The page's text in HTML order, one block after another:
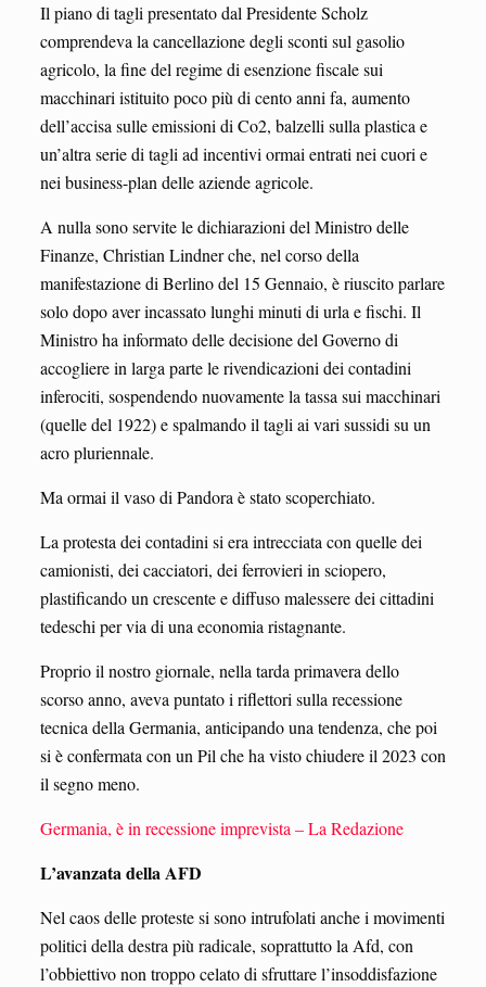
Il piano di tagli presentato dal Presidente Scholz
comprendeva la cancellazione degli sconti sul gasolio
agricolo, la fine del regime di esenzione fiscale sui
macchinari istituito poco più di cento anni fa, aumento
dell’accisa sulle emissioni di Co2, balzelli sulla plastica e
un’altra serie di tagli ad incentivi ormai entrati nei cuori e
nei business-plan delle aziende agricole.
A nulla sono servite le dichiarazioni del Ministro delle
Finanze, Christian Lindner che, nel corso della
manifestazione di Berlino del 15 Gennaio, è riuscito parlare
solo dopo aver incassato lunghi minuti di urla e fischi. Il
Ministro ha informato delle decisione del Governo di
accogliere in larga parte le rivendicazioni dei contadini
inferociti, sospendendo nuovamente la tassa sui macchinari
(quelle del 1922) e spalmando il tagli ai vari sussidi su un
acro pluriennale.
Ma ormai il vaso di Pandora è stato scoperchiato.
La protesta dei contadini si era intrecciata con quelle dei
camionisti, dei cacciatori, dei ferrovieri in sciopero,
plastificando un crescente e diffuso malessere dei cittadini
tedeschi per via di una economia ristagnante.
Proprio il nostro giornale, nella tarda primavera dello
scorso anno, aveva puntato i riflettori sulla recessione
tecnica della Germania, anticipando una tendenza, che poi
si è confermata con un Pil che ha visto chiudere il 2023 con
il segno meno.
Germania, è in recessione imprevista – La Redazione
L’avanzata della AFD
Nel caos delle proteste si sono intrufolati anche i movimenti
politici della destra più radicale, soprattutto la Afd, con
l’obbiettivo non troppo celato di sfruttare l’insoddisfazione